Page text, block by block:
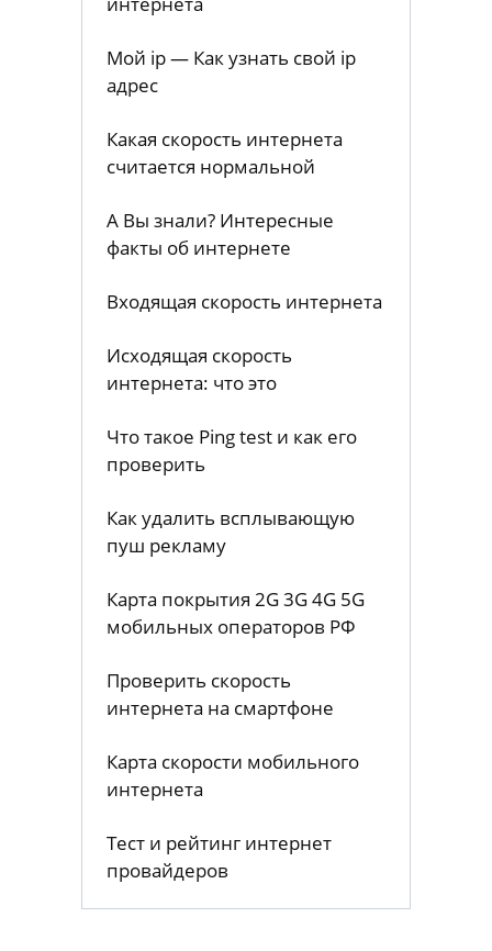
Мой ip — Как узнать свой ip
адрес
Какая скорость интернета
считается нормальной
А Вы знали? Интересные
факты об интернете
Входящая скорость интернета
Исходящая скорость
интернета: что это
Что такое Ping test и как его
проверить
Как удалить всплывающую
пуш рекламу
Карта покрытия 2G 3G 4G 5G
мобильных операторов РФ
Проверить скорость
интернета на смартфоне
Карта скорости мобильного
интернета
Тест и рейтинг интернет
провайдеров